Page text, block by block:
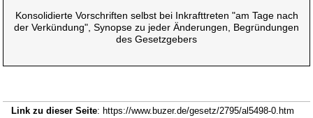
Konsolidierte Vorschriften selbst bei Inkrafttreten "am Tage nach
der Verkündung", Synopse zu jeder Änderungen, Begründungen
des Gesetzgebers
Link zu dieser Seite: https://www.buzer.de/gesetz/2795/al5498-0.htm